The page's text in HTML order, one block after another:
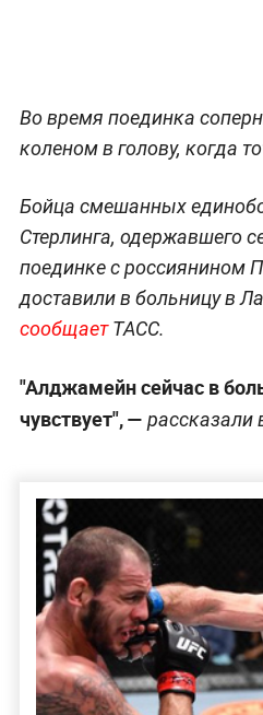
Во время поединка
коленом в голову, когда
Бойца смешанных
Стерлинга, одержавшего
поединке с россиянином
доставили в больницу в
сообщаетТАСС.
"Алджамейн сейчас в
чувствует", — рассказали